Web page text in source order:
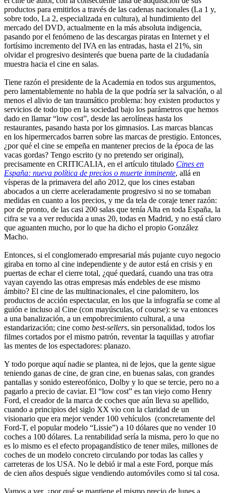
productos para emitirlos a través de las cadenas nacionales (La 1 y,
sobre todo, La 2, especializada en cultura), al hundimiento del
mercado del DVD, actualmente en la más absoluta indigencia,
pasando por el fenómeno de las descargas piratas en Internet y el
fortísimo incremento del IVA en las entradas, hasta el 21%, sin
olvidar el progresivo desinterés que buena parte de la ciudadanía
muestra hacia el cine en salas.
Tiene razón el presidente de la Academia en todos sus argumentos,
pero lamentablemente no habla de la que podría ser la salvación, o al
menos el alivio de tan traumático problema: hoy existen productos y
servicios de todo tipo en la sociedad bajo los parámetros que hemos
dado en llamar “low cost”, desde las aerolíneas hasta los
restaurantes, pasando hasta por los gimnasios. Las marcas blancas
en los hipermercados barren sobre las marcas de prestigio. Entonces,
¿por qué el cine se empeña en mantener precios de la época de las
vacas gordas? Tengo escrito (y no pretendo ser original),
precisamente en CRITICALIA, en el artículo titulado Cines en
España: nueva política de precios o muerte inminente, allá en
vísperas de la primavera del año 2012, que los cines estaban
abocados a un cierre aceleradamente progresivo si no se tomaban
medidas en cuanto a los precios, y me da tela de coraje tener razón:
por de pronto, de las casi 200 salas que tenía Alta en toda España, la
cifra se va a ver reducida a unas 20, todas en Madrid, y no está claro
que aguanten mucho, por lo que ha dicho el propio González
Macho.
Entonces, si el conglomerado empresarial más pujante cuyo negocio
giraba en torno al cine independiente y de autor está en crisis y en
puertas de echar el cierre total, ¿qué quedará, cuando una tras otra
vayan cayendo las otras empresas más endebles de ese mismo
ámbito? El cine de las multinacionales, el cine palomitero, los
productos de acción espectacular, en los que la infografía se come al
guión e incluso al Cine (con mayúsculas, of course): se va entonces
a una banalización, a un empobrecimiento cultural, a una
estandarización; cine como best-sellers, sin personalidad, todos los
filmes cortados por el mismo patrón, reventar la taquillas y atrofiar
las mentes de los espectadores: planazo.
Y todo porque aquí nadie se plantea, ni de lejos, que la gente sigue
teniendo ganas de cine, de gran cine, en buenas salas, con grandes
pantallas y sonido estereofónico, Dolby y lo que se tercie, pero no a
pagarlo a precio de caviar. El “low cost” es tan viejo como Henry
Ford, el creador de la marca de coches que aún lleva su apellido,
cuando a principios del siglo XX vio con la claridad de un
visionario que era mejor vender 100 vehículos (concretamente del
Ford-T, el popular modelo “Lissie”) a 10 dólares que no vender 10
coches a 100 dólares. La rentabilidad sería la misma, pero lo que no
es lo mismo es el efecto propagandístico de tener miles, millones de
coches de un modelo concreto circulando por todas las calles y
carreteras de los USA. No le debió ir mal a este Ford, porque más
de cien años después sigue vendiendo automóviles como si tal cosa.
Vamos a ver, ¿por qué se mantiene el mismo precio de lunes a